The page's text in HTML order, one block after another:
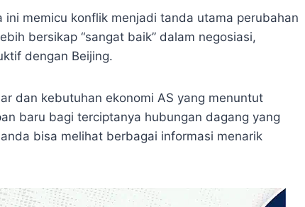
memicu konflik menjadi tanda utama perubahan
bersikap “sangat baik” dalam negosiasi,
dengan Beijing.
dan kebutuhan ekonomi AS yang menuntut
baru bagi terciptanya hubungan dagang yang
bisa melihat berbagai informasi menarik